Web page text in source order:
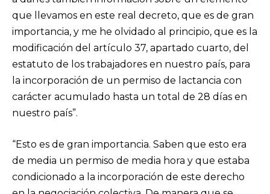
que llevamos en este real decreto, que es de gran
importancia, y me he olvidado al principio, que es la
modificación del artículo 37, apartado cuarto, del
estatuto de los trabajadores en nuestro país, para
la incorporación de un permiso de lactancia con
carácter acumulado hasta un total de 28 días en
nuestro país”.
“Esto es de gran importancia. Saben que esto era
de media un permiso de media hora y que estaba
condicionado a la incorporación de este derecho